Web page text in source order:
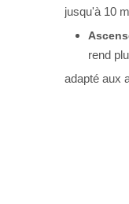
jusqu'à 10
rend
adapté aux